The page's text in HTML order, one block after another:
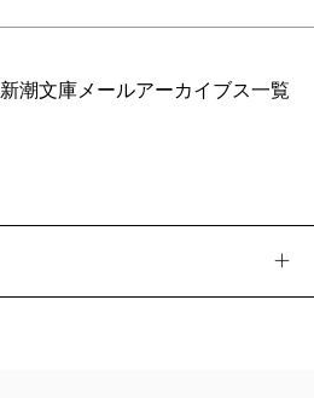
新潮文庫メールアーカイブス一覧